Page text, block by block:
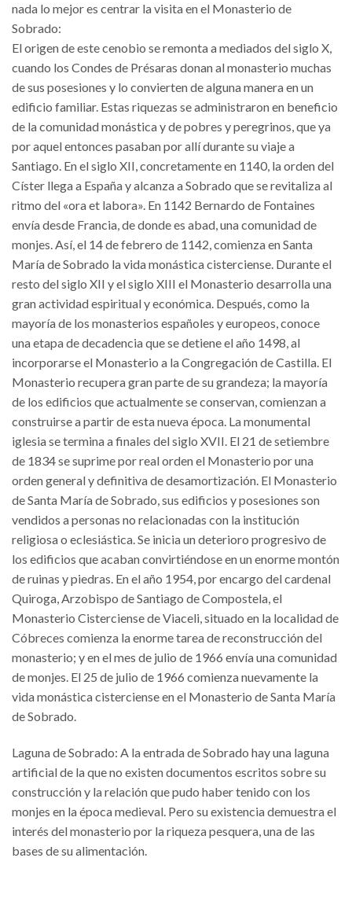
nada lo mejor es centrar la visita en el Monasterio de
Sobrado:
El origen de este cenobio se remonta a mediados del siglo X,
cuando los Condes de Présaras donan al monasterio muchas
de sus posesiones y lo convierten de alguna manera en un
edificio familiar. Estas riquezas se administraron en beneficio
de la comunidad monástica y de pobres y peregrinos, que ya
por aquel entonces pasaban por allí durante su viaje a
Santiago. En el siglo XII, concretamente en 1140, la orden del
Císter llega a España y alcanza a Sobrado que se revitaliza al
ritmo del «ora et labora». En 1142 Bernardo de Fontaines
envía desde Francia, de donde es abad, una comunidad de
monjes. Así, el 14 de febrero de 1142, comienza en Santa
María de Sobrado la vida monástica cisterciense. Durante el
resto del siglo XII y el siglo XIII el Monasterio desarrolla una
gran actividad espiritual y económica. Después, como la
mayoría de los monasterios españoles y europeos, conoce
una etapa de decadencia que se detiene el año 1498, al
incorporarse el Monasterio a la Congregación de Castilla. El
Monasterio recupera gran parte de su grandeza; la mayoría
de los edificios que actualmente se conservan, comienzan a
construirse a partir de esta nueva época. La monumental
iglesia se termina a finales del siglo XVII. El 21 de setiembre
de 1834 se suprime por real orden el Monasterio por una
orden general y definitiva de desamortización. El Monasterio
de Santa María de Sobrado, sus edificios y posesiones son
vendidos a personas no relacionadas con la institución
religiosa o eclesiástica. Se inicia un deterioro progresivo de
los edificios que acaban convirtiéndose en un enorme montón
de ruinas y piedras. En el año 1954, por encargo del cardenal
Quiroga, Arzobispo de Santiago de Compostela, el
Monasterio Cisterciense de Viaceli, situado en la localidad de
Cóbreces comienza la enorme tarea de reconstrucción del
monasterio; y en el mes de julio de 1966 envía una comunidad
de monjes. El 25 de julio de 1966 comienza nuevamente la
vida monástica cisterciense en el Monasterio de Santa María
de Sobrado.
Laguna de Sobrado: A la entrada de Sobrado hay una laguna
artificial de la que no existen documentos escritos sobre su
construcción y la relación que pudo haber tenido con los
monjes en la época medieval. Pero su existencia demuestra el
interés del monasterio por la riqueza pesquera, una de las
bases de su alimentación.